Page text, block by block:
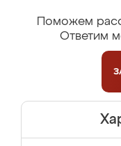
Поможем
Ответим